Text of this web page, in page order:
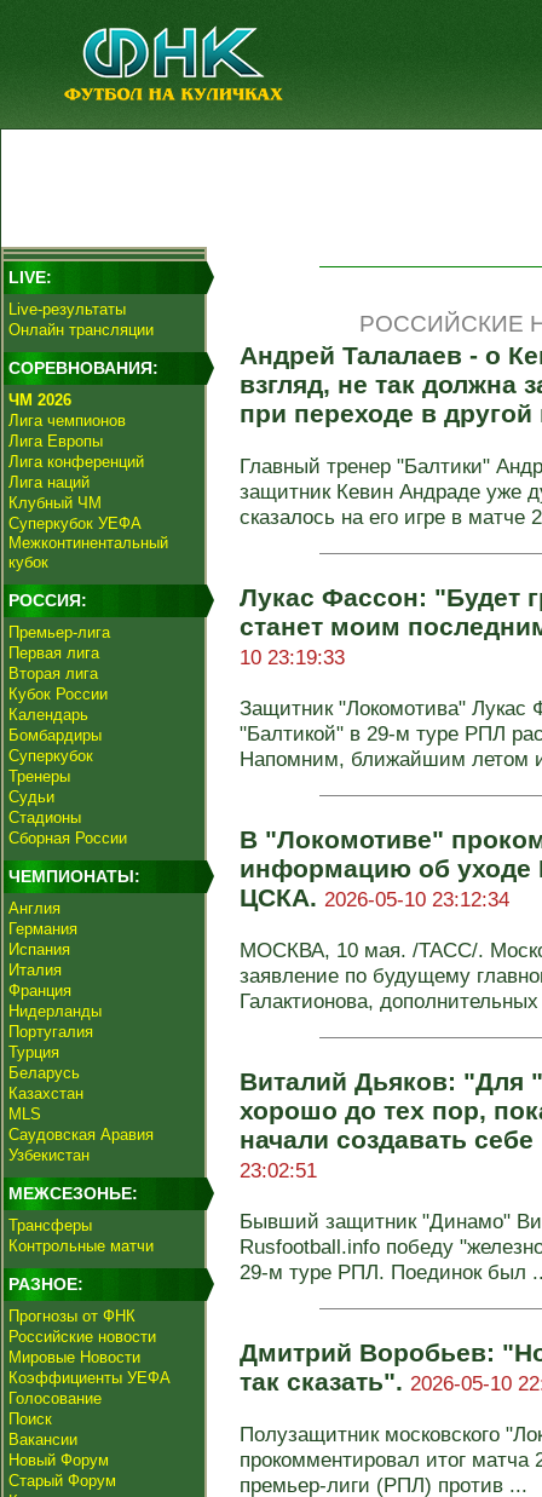
LIVE:
Live-результаты
Онлайн трансляции
СОРЕВНОВАНИЯ:
ЧМ 2026
Лига чемпионов
Лига Европы
Лига конференций
Лига наций
Клубный ЧМ
Суперкубок УЕФА
Межконтинентальный
кубок
РОССИЯ:
Премьер-лига
Первая лига
Вторая лига
Кубок России
Календарь
Бомбардиры
Суперкубок
Тренеры
Судьи
Стадионы
Сборная России
ЧЕМПИОНАТЫ:
Англия
Германия
Испания
Италия
Франция
Нидерланды
Португалия
Турция
Беларусь
Казахстан
MLS
Саудовская Аравия
Узбекистан
МЕЖСЕЗОНЬЕ:
Трансферы
Контрольные матчи
РАЗНОЕ:
Прогнозы от ФНК
Российские новости
Мировые Новости
Коэффициенты УЕФА
Голосование
Поиск
Вакансии
Новый Форум
Старый Форум
РОССИЙСКИЕ
Андрей Талалаев - о
взгляд, не так должна
при переходе в
Главный тренер "Балтики"
защитник Кевин Андраде уже
сказалось на его игре в матче
Лукас Фассон: "Будет
станет моим
10 23:19:33
Защитник "Локомотива" Лукас
"Балтикой" в 29-м туре РПЛ
Напомним, ближайшим летом
В "Локомотиве"
информацию об уходе
ЦСКА. 2026-05-10 23:12:34
МОСКВА, 10 мая. /ТАСС/.
заявление по будущему
Галактионова,
Виталий Дьяков: "Для
хорошо до тех пор,
начали создавать
23:02:51
Бывший защитник "Динамо"
Rusfootball.info победу
29-м туре РПЛ. Поединок был
Дмитрий Воробьев:
так сказать". 2026-05-10
Полузащитник московского
прокомментировал итог матча
премьер‑лиги (РПЛ) против ...